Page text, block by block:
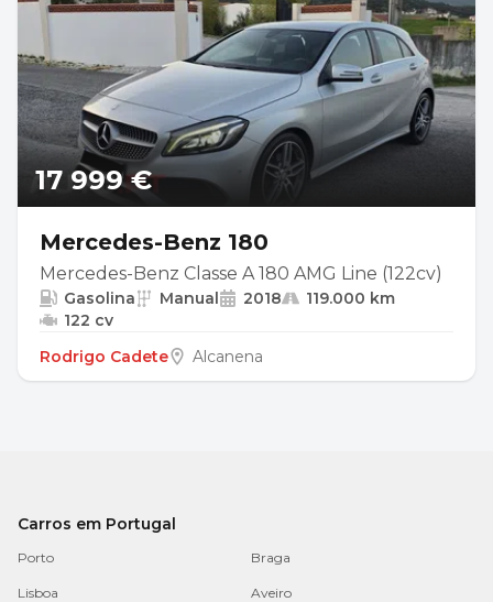
17 999 €
Mercedes-Benz 180
Mercedes-Benz Classe A 180 AMG Line (122cv)
Gasolina Manual 2018
119.000 km
122 cv
Rodrigo Cadete
Alcanena
Carros em Portugal
Porto Braga
Lisboa Aveiro